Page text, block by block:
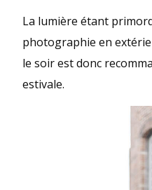
La lumière étant
photographie en
le soir est donc
estivale.